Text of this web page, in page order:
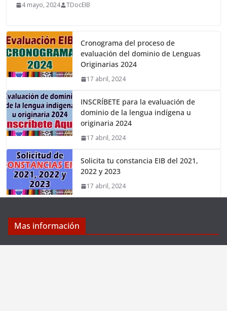
4 mayo, 2024 TDocEIB
Cronograma del proceso de
evaluación del dominio de Lenguas
Originarias 2024
17 abril, 2024
INSCRÍBETE para la evaluación de
dominio de la lengua indígena u
originaria 2024
17 abril, 2024
Solicita tu constancia EIB del 2021,
2022 y 2023
17 abril, 2024
Mas información